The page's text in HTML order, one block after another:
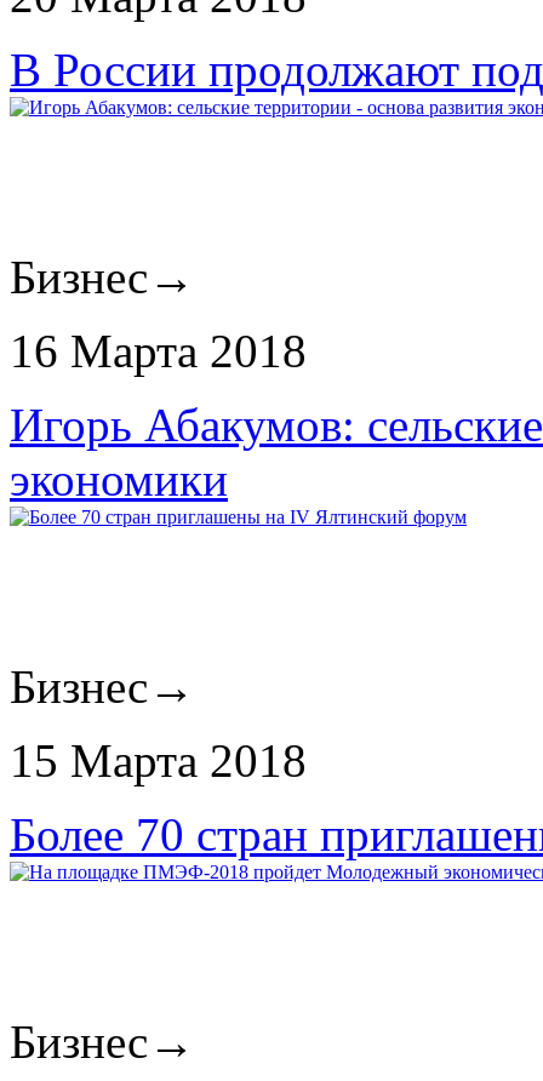
В России продолжают
Бизнес →
16 Марта 2018
Игорь Абакумов:
экономики
Бизнес →
15 Марта 2018
Более 70 стран
Бизнес →